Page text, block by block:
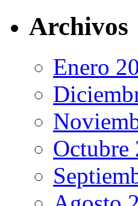
Archivos
Enero
Octubre